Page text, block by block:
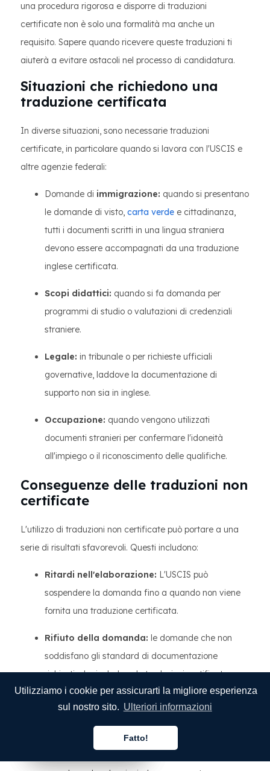
Utilizziamo i cookie per assicurarti la migliore esperienza
sul nostro sito. Ulteriori informazioni
Fatto!
una procedura rigorosa e disporre di traduzioni
certificate non è solo una formalità ma anche un
requisito. Sapere quando ricevere queste traduzioni ti
aiuterà a evitare ostacoli nel processo di candidatura.
Situazioni che richiedono una
traduzione certificata
In diverse situazioni, sono necessarie traduzioni
certificate, in particolare quando si lavora con l'USCIS e
altre agenzie federali:
Domande di immigrazione: quando si presentano
le domande di visto, carta verde e cittadinanza,
tutti i documenti scritti in una lingua straniera
devono essere accompagnati da una traduzione
inglese certificata.
Scopi didattici: quando si fa domanda per
programmi di studio o valutazioni di credenziali
straniere.
Legale: in tribunale o per richieste ufficiali
governative, laddove la documentazione di
supporto non sia in inglese.
Occupazione: quando vengono utilizzati
documenti stranieri per confermare l'idoneità
all'impiego o il riconoscimento delle qualifiche.
Conseguenze delle traduzioni non
certificate
L'utilizzo di traduzioni non certificate può portare a una
serie di risultati sfavorevoli. Questi includono:
Ritardi nell'elaborazione: L'USCIS può
sospendere la domanda fino a quando non viene
fornita una traduzione certificata.
Rifiuto della domanda: le domande che non
soddisfano gli standard di documentazione
richiesti, che includono le traduzioni certificate,
possono essere respinte.
respinta o ritardata perché non è stata tradotta
Italiano
Italiano
Italiano